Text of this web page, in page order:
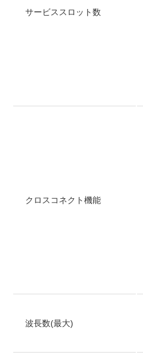
サービススロット数
クロスコネクト機能
波長数(最大)